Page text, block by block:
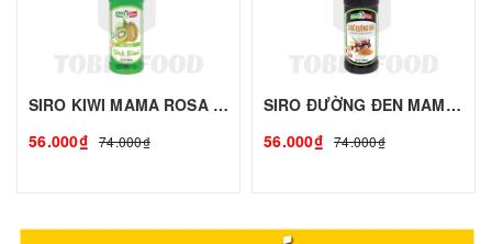
SIRO KIWI MAMA ROSA - 700ml | Siro Syrup Làm Trà Trái Cây, Trà Sữa - TOBEE FOOD
56.000₫ 74.000₫
SIRO ĐƯỜNG ĐEN MAMA ROSA - 700ml | Siro Syrup Làm Trà Trái Cây, Trà Sữa - TOBEE FOOD
56.000₫ 74.000₫